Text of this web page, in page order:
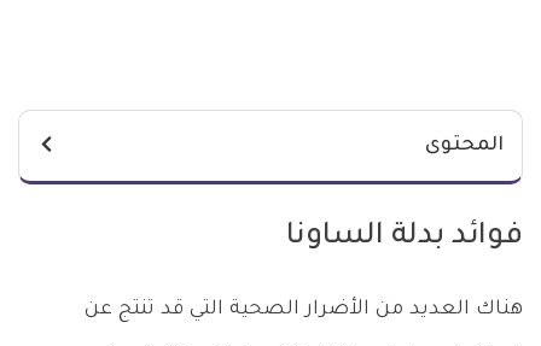
المحتوى
فوائد بدلة الساونا
هناك العديد من الأضرار الصحية التي قد تنتج عن